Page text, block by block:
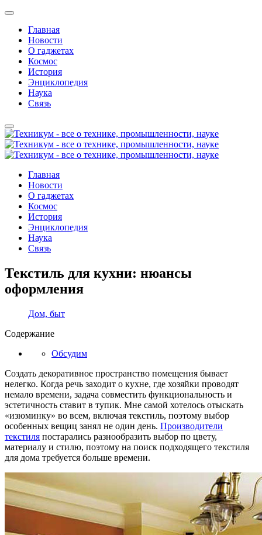
Главная
Новости
О гаджетах
Космос
История
Энциклопедия
Наука
Связь
Главная
Новости
О гаджетах
Космос
История
Энциклопедия
Наука
Связь
Текстиль для кухни: нюансы
оформления
Дом, быт
Содержание
Обсудим
Создать декоративное пространство помещения бывает
нелегко. Когда речь заходит о кухне, где хозяйки проводят
немало времени, задача совместить функциональность и
эстетичность ставит в тупик. Мне самой хотелось отыскать
«изюминку» во всем, включая текстиль, поэтому выбор
особенных вещиц занял не один день. Производители
текстиля постарались разнообразить выбор по цвету,
материалу и стилю, поэтому на поиск подходящего текстиля
для дома требуется больше времени.